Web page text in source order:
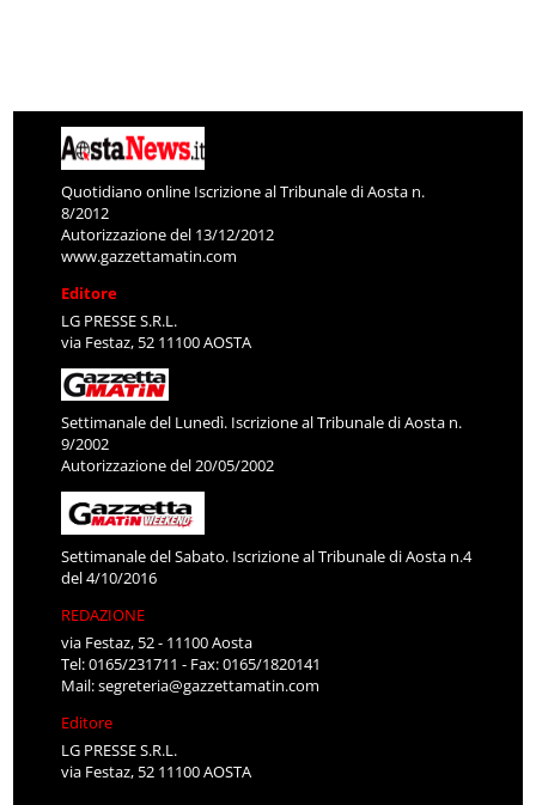
Quotidiano online Iscrizione al Tribunale di Aosta n.
8/2012
Autorizzazione del 13/12/2012
www.gazzettamatin.com
Editore
LG PRESSE S.R.L.
via Festaz, 52 11100 AOSTA
Settimanale del Lunedì. Iscrizione al Tribunale di Aosta n.
9/2002
Autorizzazione del 20/05/2002
Settimanale del Sabato. Iscrizione al Tribunale di Aosta n.4
del 4/10/2016
REDAZIONE
via Festaz, 52 - 11100 Aosta
Tel: 0165/231711 - Fax: 0165/1820141
Mail:segreteria@gazzettamatin.com
Editore
LG PRESSE S.R.L.
via Festaz, 52 11100 AOSTA